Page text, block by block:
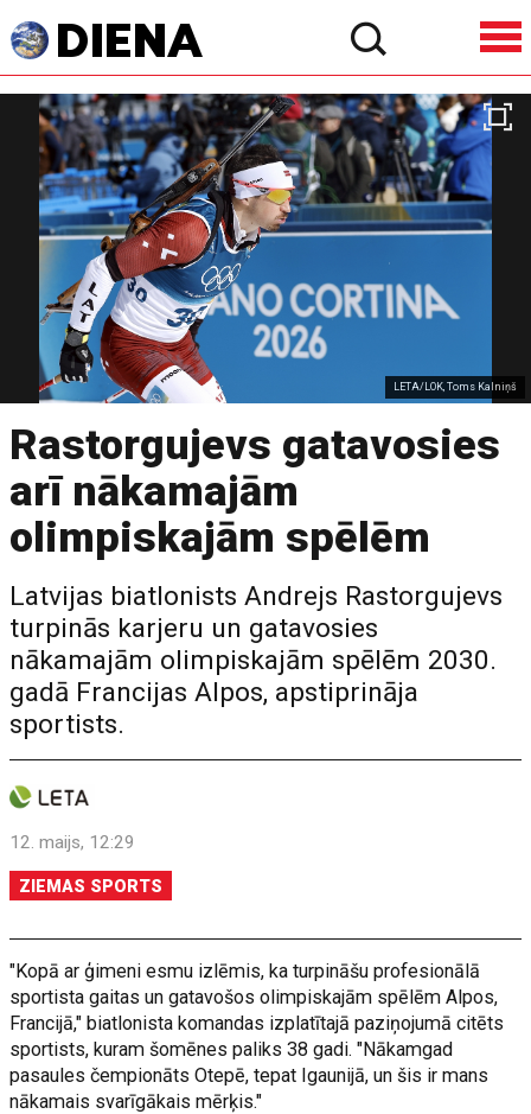
LETA/LOK, Toms Kalniņš
Rastorgujevs gatavosies
arī nākamajām
olimpiskajām spēlēm
Latvijas biatlonists Andrejs Rastorgujevs
turpinās karjeru un gatavosies
nākamajām olimpiskajām spēlēm 2030.
gadā Francijas Alpos, apstiprināja
sportists.
12. maijs, 12:29
ZIEMAS SPORTS
"Kopā ar ģimeni esmu izlēmis, ka turpināšu profesionālā
sportista gaitas un gatavošos olimpiskajām spēlēm Alpos,
Francijā," biatlonista komandas izplatītajā paziņojumā citēts
sportists, kuram šomēnes paliks 38 gadi. "Nākamgad
pasaules čempionāts Otepē, tepat Igaunijā, un šis ir mans
nākamais svarīgākais mērķis."